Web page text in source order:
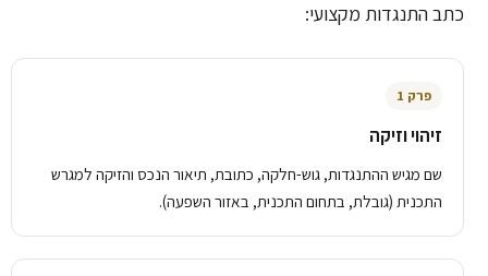
כתב התנגדות מקצועי:
פרק 1
זיהוי וזיקה
שם מגיש ההתנגדות, גוש-חלקה, כתובת, תיאור הנכס והזיקה למגרש
התכנית (גובלת, בתחום התכנית, באזור השפעה).